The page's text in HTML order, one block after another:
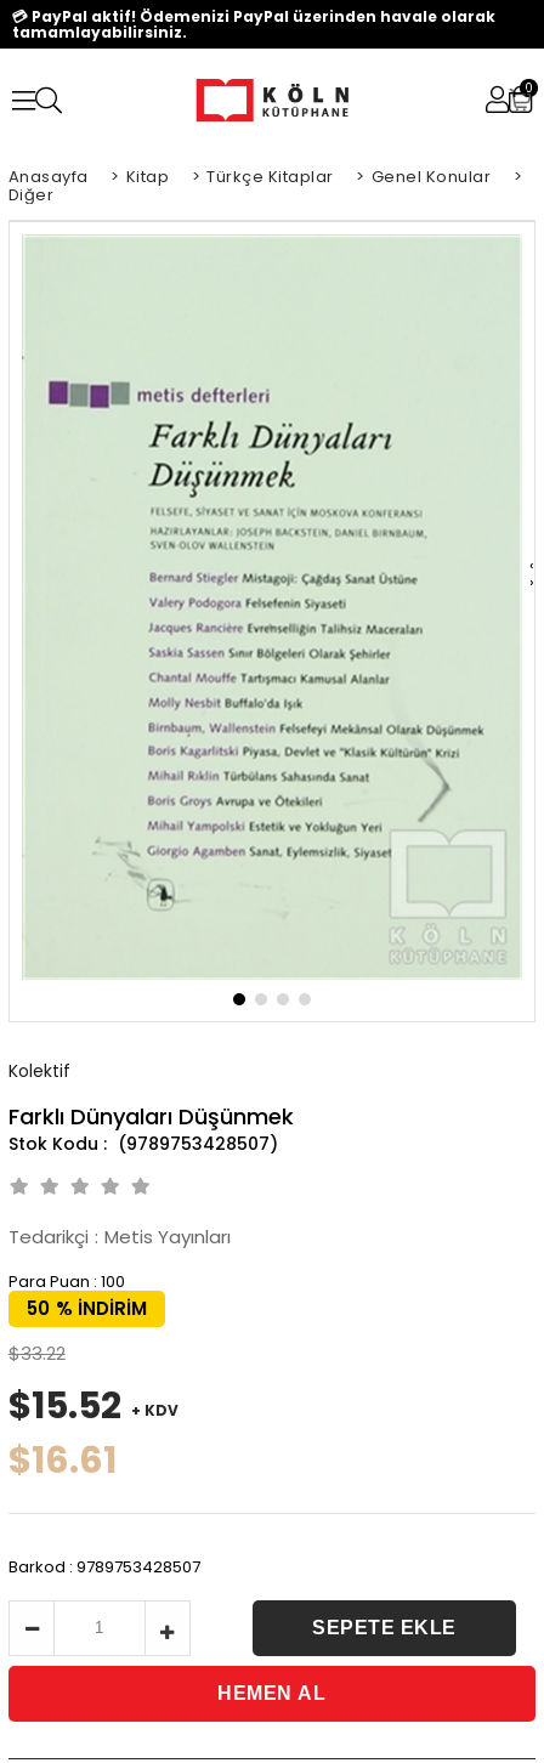
💳 PayPal aktif! Ödemenizi PayPal üzerinden havale olarak
tamamlayabilirsiniz.
0
Anasayfa > Kitap > Türkçe Kitaplar > Genel Konular >
Diğer
‹
›
Kolektif
Farklı Dünyaları Düşünmek
(9789753428507)
Tedarikçi : Metis Yayınları
Para Puan : 100
%
50
İNDIRIM
$33.22
$15.52 + KDV
$16.61
Barkod : 9789753428507